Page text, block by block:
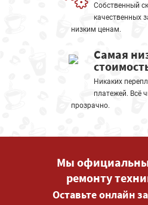
Собственный
качественных
низким ценам.
Самая
Никаких
платежей. Всё
прозрачно.
Мы
ремонту
Оставьте онлайн